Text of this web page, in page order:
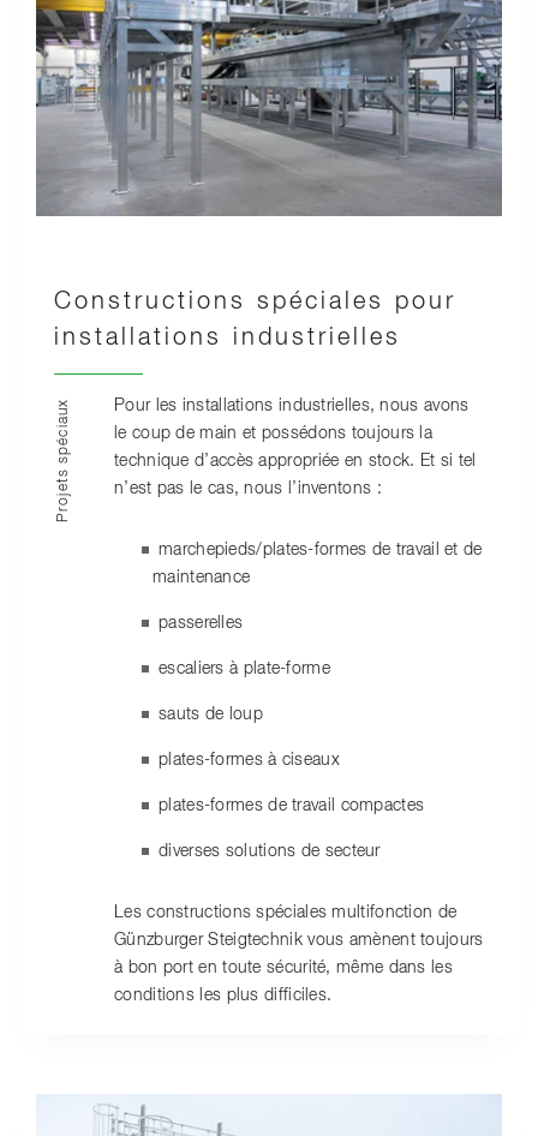
Constructions spéciales pour
installations industrielles
Projets spéciaux
Pour les installations industrielles, nous avons
le coup de main et possédons toujours la
technique d’accès appropriée en stock. Et si tel
n’est pas le cas, nous l’inventons :
marchepieds/plates-formes de travail et de
maintenance
passerelles
escaliers à plate-forme
sauts de loup
plates-formes à ciseaux
plates-formes de travail compactes
diverses solutions de secteur
Les constructions spéciales multifonction de
Günzburger Steigtechnik vous amènent toujours
à bon port en toute sécurité, même dans les
conditions les plus difficiles.